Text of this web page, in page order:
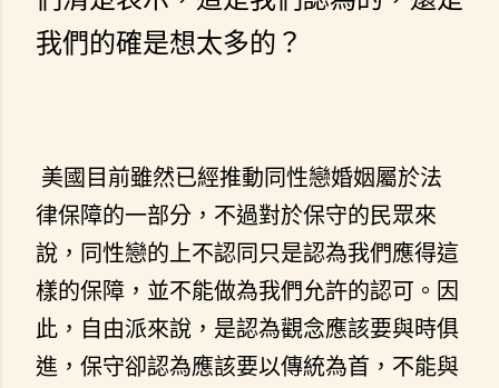
我們的確是想太多的？
美國目前雖然已經推動同性戀婚姻屬於法
律保障的一部分，不過對於保守的民眾來
說，同性戀的上不認同只是認為我們應得這
樣的保障，並不能做為我們允許的認可。因
此，自由派來說，是認為觀念應該要與時俱
進，保守卻認為應該要以傳統為首，不能與